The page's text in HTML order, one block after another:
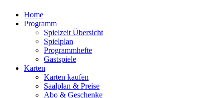
Home
Programm
Spielzeit Übersicht
Spielplan
Programmhefte
Gastspiele
Karten
Karten kaufen
Saalplan & Preise
Abo & Geschenke